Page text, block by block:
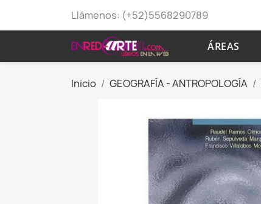
Llámenos: (+52)5568290789
ÁREAS
Inicio GEOGRAFÍA - ANTROPOLOGÍA